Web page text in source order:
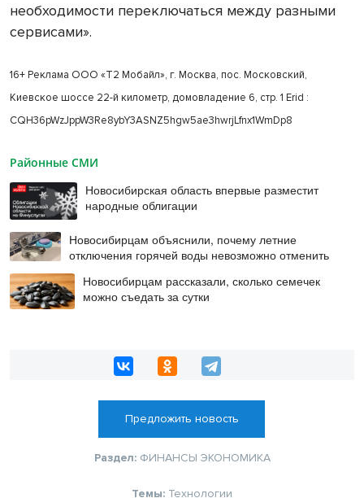
необходимости переключаться между разными
сервисами».
16+ Реклама ООО «Т2 Мобайл», г. Москва, пос. Московский,
Киевское шоссе 22-й километр, домовладение 6, стр. 1 Erid :
CQH36pWzJppW3Re8ybY3ASNZ5hgw5ae3hwrjLfnx1WmDp8
Районные СМИ
Новосибирская область впервые разместит
народные облигации
Новосибирцам объяснили, почему летние
отключения горячей воды невозможно отменить
Новосибирцам рассказали, сколько семечек
можно съедать за сутки
Предложить новость
Раздел: ФИНАНСЫ ЭКОНОМИКА
Темы: Технологии